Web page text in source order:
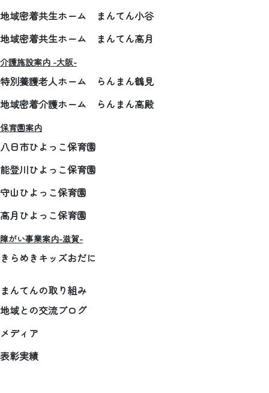
地域密着共生ホーム まんてん小谷
地域密着共生ホーム まんてん高月
介護施設案内 -大阪-
特別養護老人ホーム らんまん鶴見
地域密着介護ホーム らんまん高殿
保育園案内
八日市ひよっこ保育園
能登川ひよっこ保育園
守山ひよっこ保育園
高月ひよっこ保育園
障がい事業案内-滋賀-
きらめきキッズおだに
まんてんの取り組み
地域との交流ブログ
メディア
表彰実績